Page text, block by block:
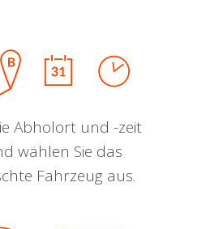
Abholort und -zeit
wählen Sie das
Fahrzeug aus.